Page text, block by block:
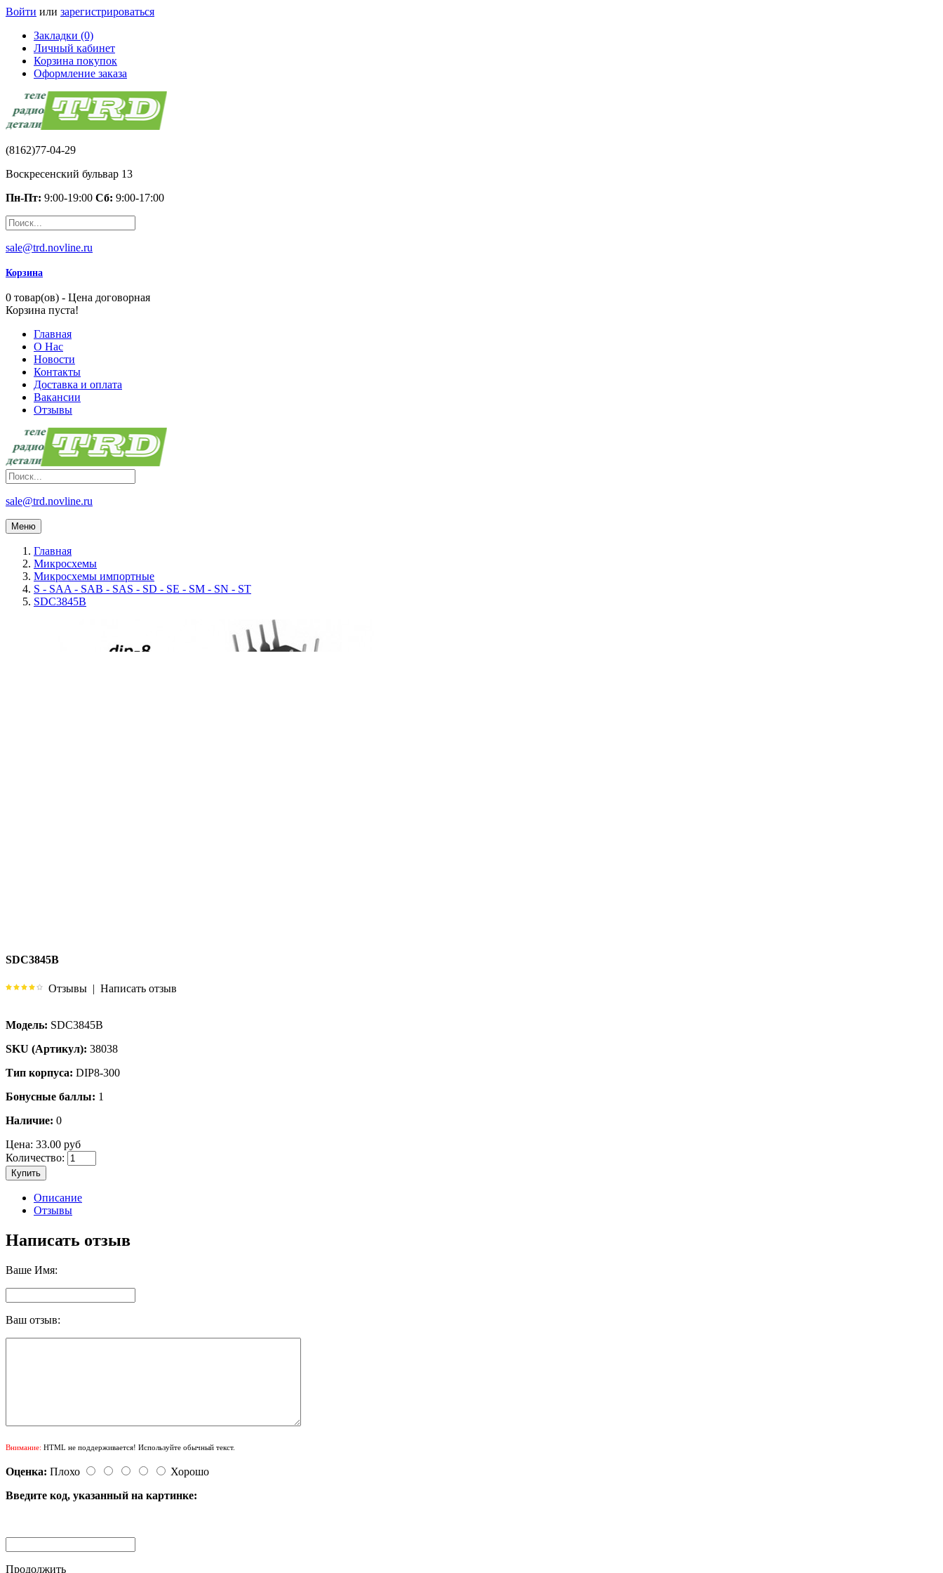
Войти или зарегистрироваться
Закладки (0)
Личный кабинет
Корзина покупок
Оформление заказа
(8162)77-04-29
Воскресенский бульвар 13
Пн-Пт: 9:00-19:00 Сб: 9:00-17:00
sale@trd.novline.ru
Корзина
0 товар(ов) - Цена договорная
Корзина пуста!
Главная
О Нас
Новости
Контакты
Доставка и оплата
Вакансии
Отзывы
sale@trd.novline.ru
Меню
Главная
Микросхемы
Микросхемы импортные
S - SAA - SAB - SAS - SD - SE - SM - SN - ST
SDC3845B
SDC3845B
Отзывы | Написать отзыв
Модель: SDC3845B
SKU (Артикул): 38038
Тип корпуса: DIP8-300
Бонусные баллы: 1
Наличие: 0
Цена: 33.00 руб
Количество:
Купить
Описание
Отзывы
Написать отзыв
Ваше Имя:
Ваш отзыв:
Внимание: HTML не поддерживается! Используйте обычный текст.
Оценка: Плохо
Хорошо
Введите код, указанный на картинке:
Продолжить